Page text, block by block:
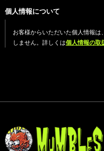
個人情報について
お客様からいただいた個人情報
しません。詳しくは個人情報の取